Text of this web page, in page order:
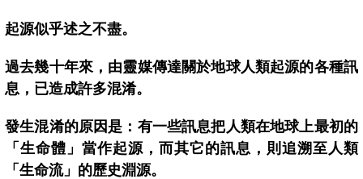
起源似乎述之不盡。
過去幾十年來，由靈媒傳達關於地球人類起源的各種訊
息，已造成許多混淆。
發生混淆的原因是：有一些訊息把人類在地球上最初的
「生命體」當作起源， 而其它的訊息，則追溯至人類
「生命流」的歷史淵源。